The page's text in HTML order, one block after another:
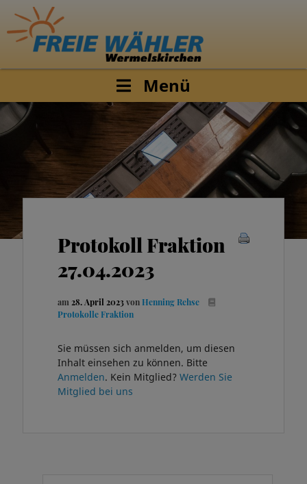
Menü
Protokoll Fraktion
27.04.2023
am 28. April 2023von Henning Rehse
Protokolle Fraktion
Sie müssen sich anmelden, um diesen
Inhalt einsehen zu können. Bitte
Anmelden. Kein Mitglied? Werden Sie
Mitglied bei uns